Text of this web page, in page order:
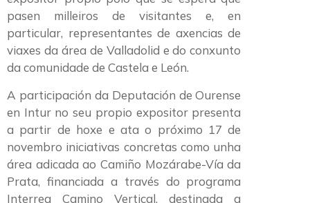
pasen milleiros de visitantes e, en
particular, representantes de axencias de
viaxes da área de Valladolid e do conxunto
da comunidade de Castela e León.
A participación da Deputación de Ourense
en Intur no seu propio expositor presenta
a partir de hoxe e ata o próximo 17 de
novembro iniciativas concretas como unha
área adicada ao Camiño Mozárabe-Vía da
Prata, financiada a través do programa
Interreg Camino Vertical, destinada a